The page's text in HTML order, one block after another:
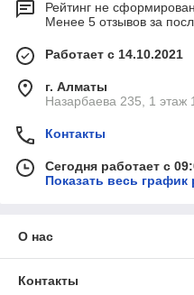
Рейтинг не сформирован
Менее 5 отзывов за
Работает с 14.10.2021
г. Алматы
Назарбаева 235, 1 этаж
Контакты
Сегодня работает с
Показать весь график
О нас
Контакты